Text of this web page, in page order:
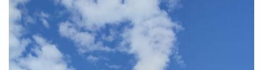
Пресс-центр
СМИ о нас
Конкурсы
Наша работа